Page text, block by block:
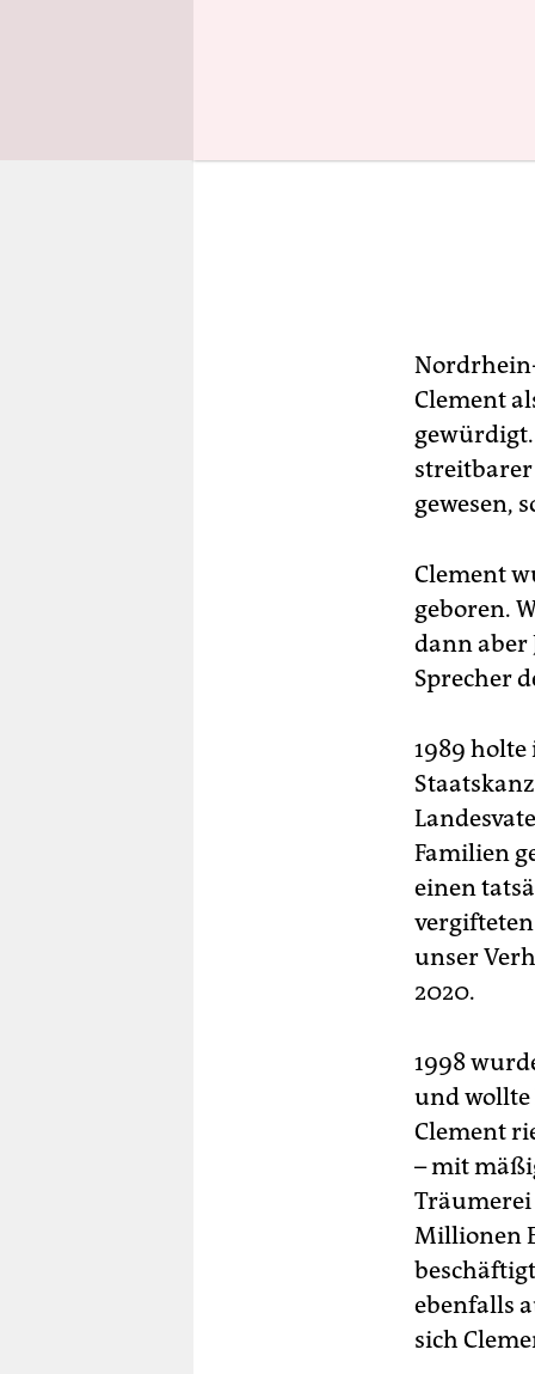
Clement
gewesen,
Clement
geboren.
dann aber
Sprecher
1989
Familien
einen
vergifteten
unser
2020.
1998
und wollte
Clement
– mit
Millionen
ebenfalls
sich